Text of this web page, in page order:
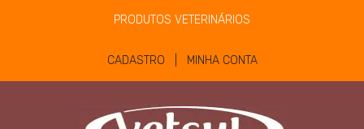
PRODUTOS VETERINÁRIOS
CADASTRO | MINHA CONTA